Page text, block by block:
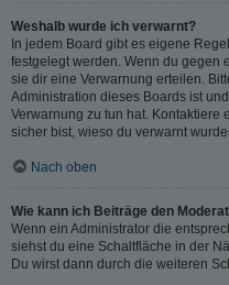
Weshalb wurde ich verwarnt?
In jedem Board gibt es eigene
festgelegt werden. Wenn du gegen
sie dir eine Verwarnung erteilen.
Administration dieses Boards ist
Verwarnung zu tun hat. Kontaktiere
sicher bist, wieso du verwarnt
Nach oben
Wie kann ich Beiträge den
Wenn ein Administrator die
siehst du eine Schaltfläche in der
Du wirst dann durch die weiteren